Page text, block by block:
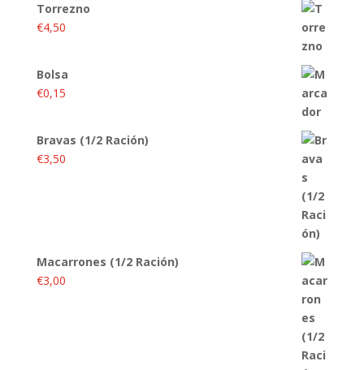
Torrezno
€4,50
Bolsa
€0,15
Bravas (1/2 Ración)
€3,50
Macarrones (1/2 Ración)
€3,00